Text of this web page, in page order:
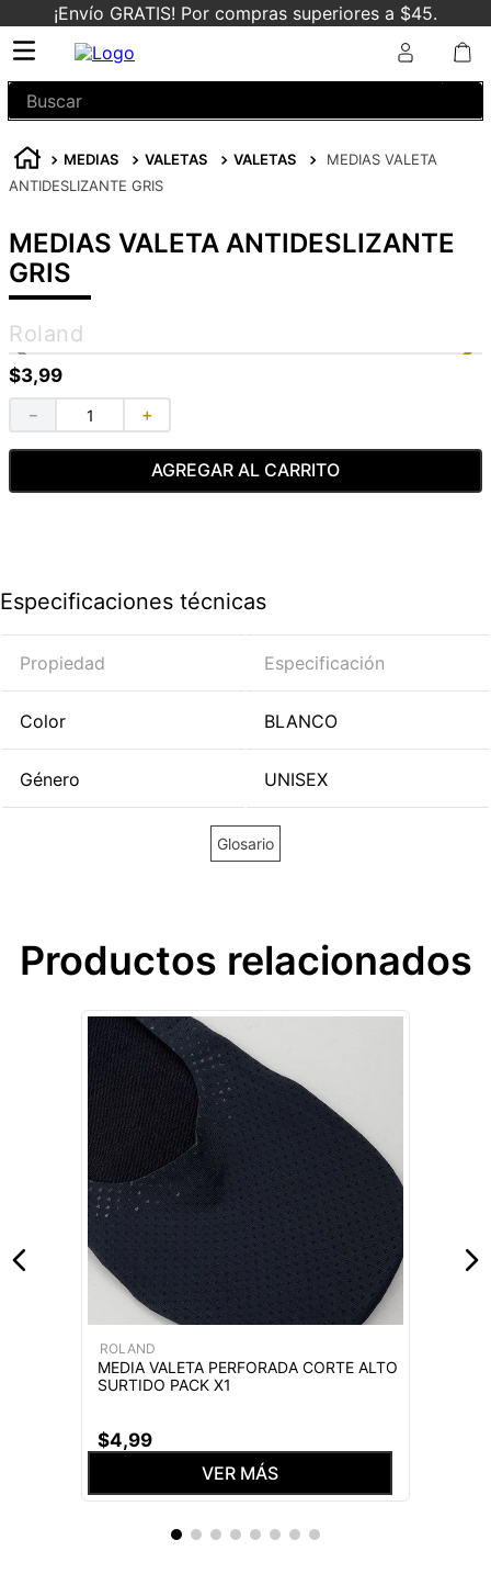
¡Envío GRATIS! Por compras superiores a $45.
Buscar
MEDIAS VALETAS VALETAS
MEDIAS VALETA
ANTIDESLIZANTE GRIS
MEDIAS VALETA ANTIDESLIZANTE
GRIS
Roland
$3,99
＋
－
AGREGAR AL CARRITO
Especificaciones técnicas
Propiedad Especificación
Color BLANCO
Género UNISEX
Glosario
Productos relacionados
ROLAND
MEDIA VALETA PERFORADA CORTE ALTO
SURTIDO PACK X1
$4,99
VER MÁS